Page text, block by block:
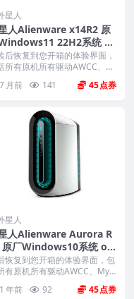
星人
人Alienware x14R2 原
22H2系统 oe
统 不带F12功能
后恢复到您开箱的体验界面，
所有原机所有驱动AWCC、M
7 月前 141 45
星人
人Alienware Aurora R
原厂Windows10系统 oe
统 不带F12功能
恢复到您开箱的体验界面，包
有原机所有驱动AWCC、Myd
1 年前 92 45